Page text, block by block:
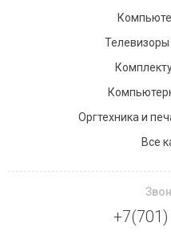
Оргтехника и
Все